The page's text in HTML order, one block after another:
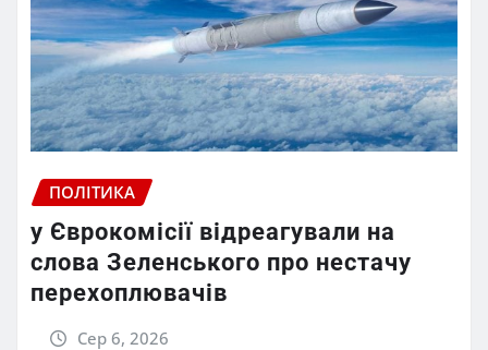
ПОЛІТИКА
у Єврокомісії відреагували на
слова Зеленського про нестачу
перехоплювачів
Сер 6, 2026